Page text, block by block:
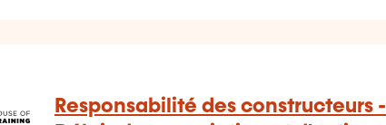
Responsabilité des constructeurs -